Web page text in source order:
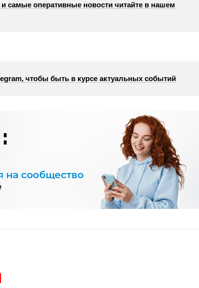
самые оперативные новости читайте в нашем
чтобы быть в курсе актуальных событий